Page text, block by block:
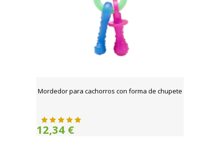
Mordedor para cachorros con forma de chupete
12,34 €